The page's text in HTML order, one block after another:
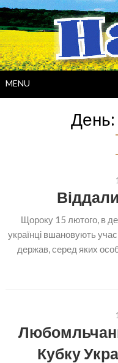
Skip
to
content
MENU
День:
Щороку 15 лютого, в
українці вшановують
держав, серед яких
Кубку